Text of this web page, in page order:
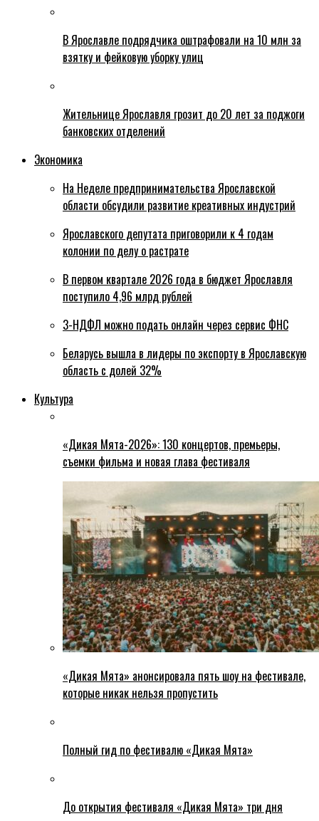
В Ярославле подрядчика оштрафовали на 10 млн за
взятку и фейковую уборку улиц
Жительнице Ярославля грозит до 20 лет за поджоги
банковских отделений
Экономика
На Неделе предпринимательства Ярославской
области обсудили развитие креативных индустрий
Ярославского депутата приговорили к 4 годам
колонии по делу о растрате
В первом квартале 2026 года в бюджет Ярославля
поступило 4,96 млрд рублей
3-НДФЛ можно подать онлайн через сервис ФНС
Беларусь вышла в лидеры по экспорту в Ярославскую
область с долей 32%
Культура
«Дикая Мята-2026»: 130 концертов, премьеры,
съемки фильма и новая глава фестиваля
«Дикая Мята» анонсировала пять шоу на фестивале,
которые никак нельзя пропустить
Полный гид по фестивалю «Дикая Мята»
До открытия фестиваля «Дикая Мята» три дня